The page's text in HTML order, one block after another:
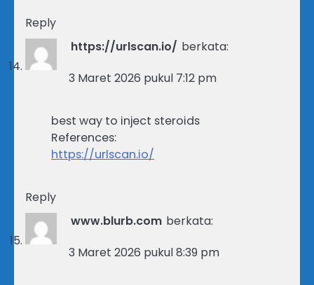
Reply
https://urlscan.io/ berkata:
3 Maret 2026 pukul 7:12 pm
best way to inject steroids
References:
https://urlscan.io/
Reply
www.blurb.com berkata:
3 Maret 2026 pukul 8:39 pm